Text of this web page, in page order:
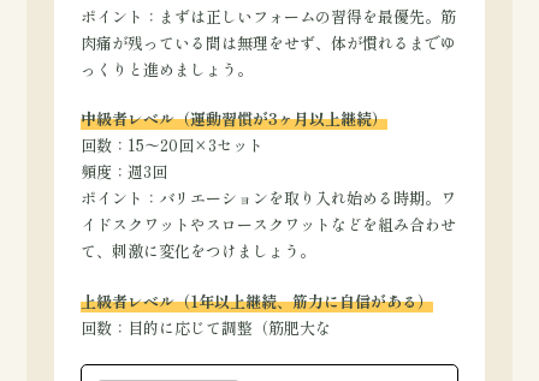
ポイント：まずは正しいフォームの習得を最優先。筋
肉痛が残っている間は無理をせず、体が慣れるまでゆ
っくりと進めましょう。
中級者レベル（運動習慣が3ヶ月以上継続）
回数：15〜20回×3セット
頻度：週3回
ポイント：バリエーションを取り入れ始める時期。ワ
イドスクワットやスロースクワットなどを組み合わせ
て、刺激に変化をつけましょう。
上級者レベル（1年以上継続、筋力に自信がある）
回数：目的に応じて調整（筋肥大な